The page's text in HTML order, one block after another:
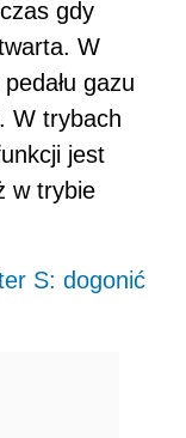
gdy
W
gazu
W trybach
jest
w trybie
S: dogonić